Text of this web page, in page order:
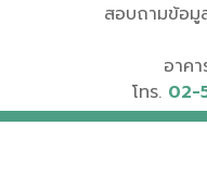
สอบถามข้อมู
อาค
โทร. 02-